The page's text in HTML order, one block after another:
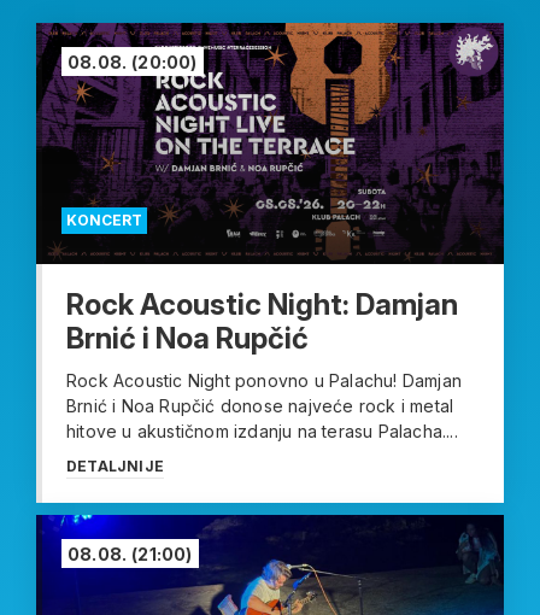
KONCERT
08.08. (20:00)
Rock Acoustic Night: Damjan
Brnić i Noa Rupčić
Rock Acoustic Night ponovno u Palachu! Damjan
Brnić i Noa Rupčić donose najveće rock i metal
hitove u akustičnom izdanju na terasu Palacha....
DETALJNIJE
08.08. (21:00)